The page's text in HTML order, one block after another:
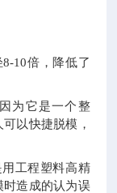
10倍，降低了
为它是一个整
以快捷脱模，
用工程塑料高精
时造成的认为误